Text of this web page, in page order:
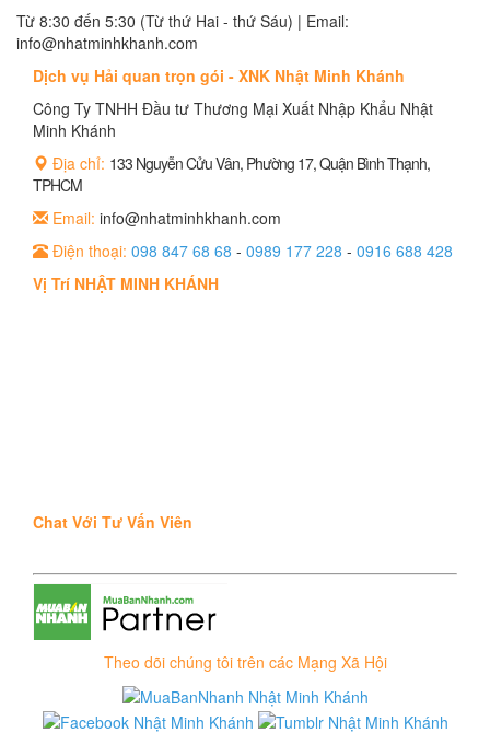
Từ 8:30 đến 5:30 (Từ thứ Hai - thứ Sáu) | Email:
info@nhatminhkhanh.com
Dịch vụ Hải quan trọn gói - XNK Nhật Minh Khánh
Công Ty TNHH Đầu tư Thương Mại Xuất Nhập Khẩu Nhật
Minh Khánh
Địa chỉ: 133 Nguyễn Cửu Vân, Phường 17, Quận Bình Thạnh,
TPHCM
Email: info@nhatminhkhanh.com
Điện thoại: 098 847 68 68 - 0989 177 228 - 0916 688 428
Vị Trí NHẬT MINH KHÁNH
Chat Với Tư Vấn Viên
Theo dõi chúng tôi trên các Mạng Xã Hội